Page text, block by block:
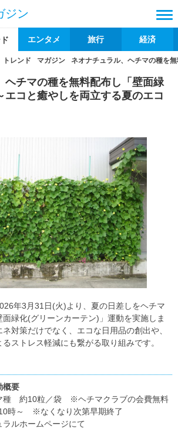
ジン
エンタメ 旅行 経済
トレンド マガジン ネオナチュラル、ヘチマの種を
ヘチマの種を無料配布し「壁面緑
エコと癒やしを両立する夏のエコ
年3月31日(火)より、夏の日差しをヘチマ
緑化(グリーンカーテン)」運動を実施しま
対策だけでなく、エコな日用品の創出や、
ストレス軽減にも繋がる取り組みです。
概要
種 約10粒／袋 ※ヘチマクラブの会費無料
時～ ※なくなり次第早期終了
ルホームページにて